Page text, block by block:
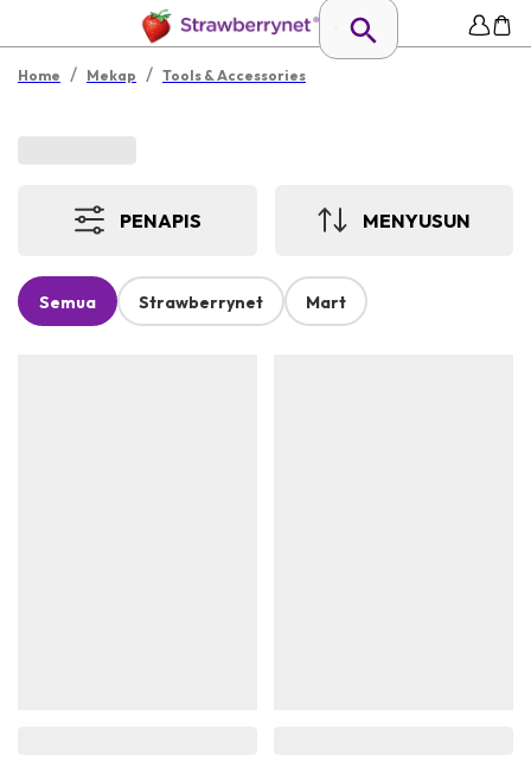
Home / Mekap / Tools & Accessories
PENAPIS MENYUSUN
Semua Strawberrynet Mart